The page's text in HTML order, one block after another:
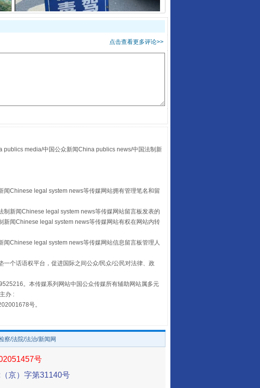
酒驾未被当场查获能处罚吗
“后车司机肯定在骂我”
让传统村落焕发生机
点击查看更多评论>>
publics media/中国公众新闻China publics news/中国法制新
Chinese legal system news等传媒网站拥有管理笔名和留
新闻Chinese legal system news等传媒网站留言板发表的
闻Chinese legal system news等传媒网站有权在网站内转
Chinese legal system news等传媒网站信息留言板管理人
个话语权平台，促进国际之间公众/民众/公民对法律、政
。本传媒系列网站中国公众传媒所有辅助网站属多元
办 :
号。
察/法院/法治/新闻网
号
京）字第31140号